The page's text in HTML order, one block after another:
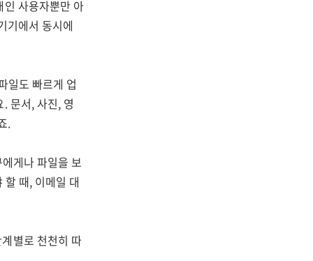
인 사용자뿐만 아
기에서 동시에
일도 빠르게 업
문서, 사진, 영
.
게나 파일을 보
때, 이메일 대
별로 천천히 따